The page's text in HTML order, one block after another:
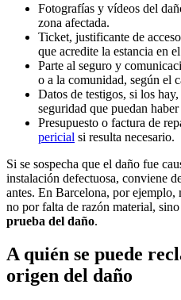
Fotografías y vídeos del
zona afectada.
Ticket, justificante de
que acredite la estancia en
Parte al seguro y
o a la comunidad, según el
Datos de testigos, si los
seguridad que puedan
Presupuesto o factura de
pericial si resulta necesario.
Si se sospecha que el daño fue
instalación defectuosa, conviene
antes. En Barcelona, por ejemplo,
no por falta de razón material,
prueba del daño.
A quién se puede
origen del daño